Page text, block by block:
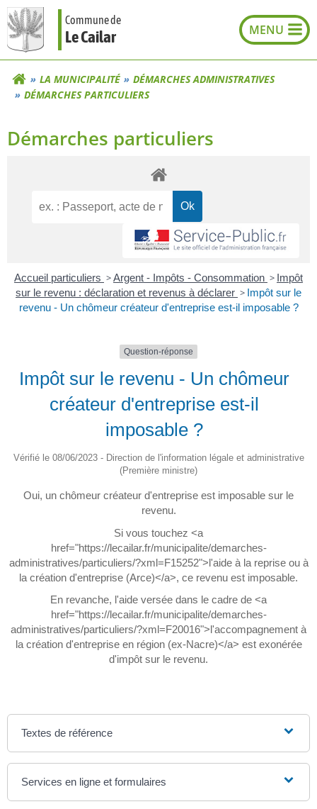
Aller
au
contenu
Commune de
Le Cailar
LA MUNICIPALITÉ
DÉMARCHES ADMINISTRATIVES
DÉMARCHES PARTICULIERS
Démarches particuliers
Accueil particuliers >Argent - Impôts - Consommation > Impôt
sur le revenu : déclaration et revenus à déclarer > Impôt sur le
revenu - Un chômeur créateur d'entreprise est-il imposable ?
Question-réponse
Impôt sur le revenu - Un chômeur
créateur d'entreprise est-il
imposable ?
Vérifié le 08/06/2023 - Direction de l'information légale et administrative
(Première ministre)
Oui, un chômeur créateur d'entreprise est imposable sur le
revenu.
Si vous touchez <a
href="https://lecailar.fr/municipalite/demarches-
administratives/particuliers/?xml=F15252">l'aide à la reprise ou à
la création d'entreprise (Arce)</a>, ce revenu est imposable.
En revanche, l'aide versée dans le cadre de <a
href="https://lecailar.fr/municipalite/demarches-
administratives/particuliers/?xml=F20016">l'accompagnement à
la création d'entreprise en région (ex-Nacre)</a> est exonérée
d'impôt sur le revenu.
Textes de référence
Services en ligne et formulaires